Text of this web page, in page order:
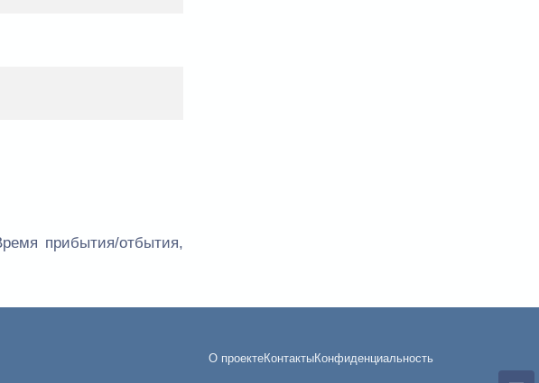
прибытия/отбытия,
О проектеКонтактыКонфиденциальность